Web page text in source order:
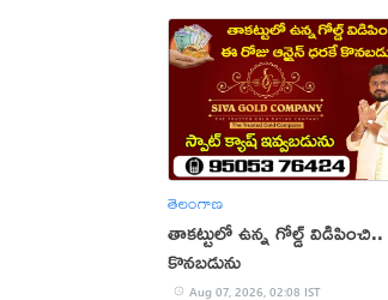
తెలంగాణ
తాకట్టులో ఉన్న గోల్డ్ విడిపించి..
కొనబడును
Aug 07, 2026, 02:08 IST